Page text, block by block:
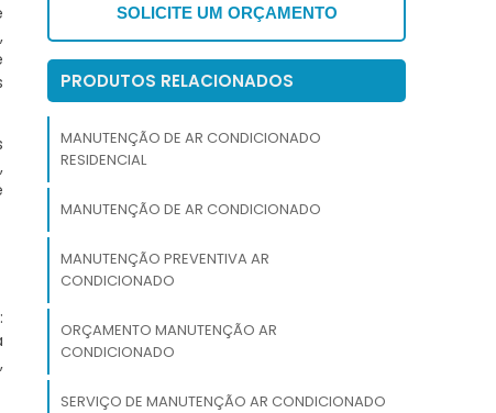
SOLICITE UM ORÇAMENTO
PRODUTOS RELACIONADOS
MANUTENÇÃO DE AR CONDICIONADO
RESIDENCIAL
MANUTENÇÃO DE AR CONDICIONADO
MANUTENÇÃO PREVENTIVA AR
CONDICIONADO
ORÇAMENTO MANUTENÇÃO AR
CONDICIONADO
SERVIÇO DE MANUTENÇÃO AR CONDICIONADO